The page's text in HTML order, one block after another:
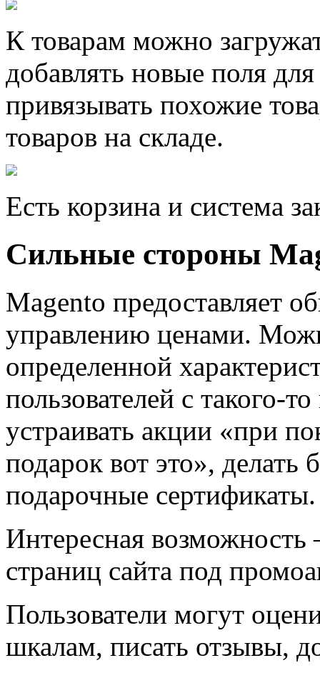
К товарам можно
добавлять новые поля
привязывать похожие
товаров на складе.
Есть корзина и система
Сильные стороны
Magento предоставляет
управлению ценами.
определенной
пользователей с такого-
устраивать акции «при
подарок вот это», делать
подарочные сертификаты.
Интересная
страниц сайта под
Пользователи могут
шкалам, писать отзывы,